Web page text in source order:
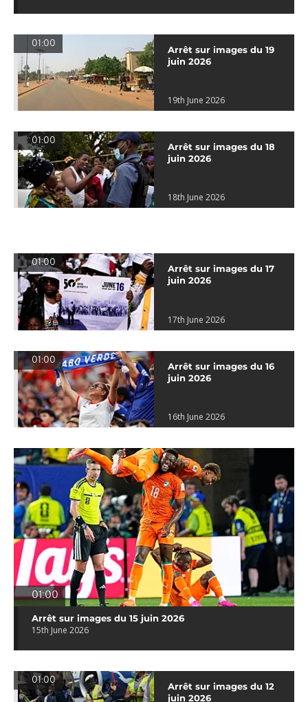
01:00
Arrêt sur images du 19
juin 2026
19th June 2026
01:00
Arrêt sur images du 18
juin 2026
18th June 2026
01:00
Arrêt sur images du 17
juin 2026
17th June 2026
01:00
Arrêt sur images du 16
juin 2026
16th June 2026
01:00
Arrêt sur images du 15 juin 2026
15th June 2026
01:00
Arrêt sur images du 12
juin 2026